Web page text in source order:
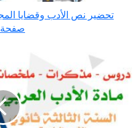
علمي
صفحة 133
درس
ولولا
ولولما